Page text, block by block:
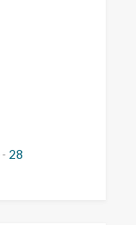
- 28